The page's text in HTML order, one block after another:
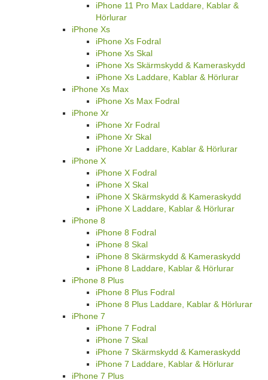
iPhone 11 Pro Max Laddare, Kablar &
Hörlurar
iPhone Xs
iPhone Xs Fodral
iPhone Xs Skal
iPhone Xs Skärmskydd & Kameraskydd
iPhone Xs Laddare, Kablar & Hörlurar
iPhone Xs Max
iPhone Xs Max Fodral
iPhone Xr
iPhone Xr Fodral
iPhone Xr Skal
iPhone Xr Laddare, Kablar & Hörlurar
iPhone X
iPhone X Fodral
iPhone X Skal
iPhone X Skärmskydd & Kameraskydd
iPhone X Laddare, Kablar & Hörlurar
iPhone 8
iPhone 8 Fodral
iPhone 8 Skal
iPhone 8 Skärmskydd & Kameraskydd
iPhone 8 Laddare, Kablar & Hörlurar
iPhone 8 Plus
iPhone 8 Plus Fodral
iPhone 8 Plus Laddare, Kablar & Hörlurar
iPhone 7
iPhone 7 Fodral
iPhone 7 Skal
iPhone 7 Skärmskydd & Kameraskydd
iPhone 7 Laddare, Kablar & Hörlurar
iPhone 7 Plus